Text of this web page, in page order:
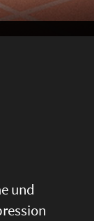
und